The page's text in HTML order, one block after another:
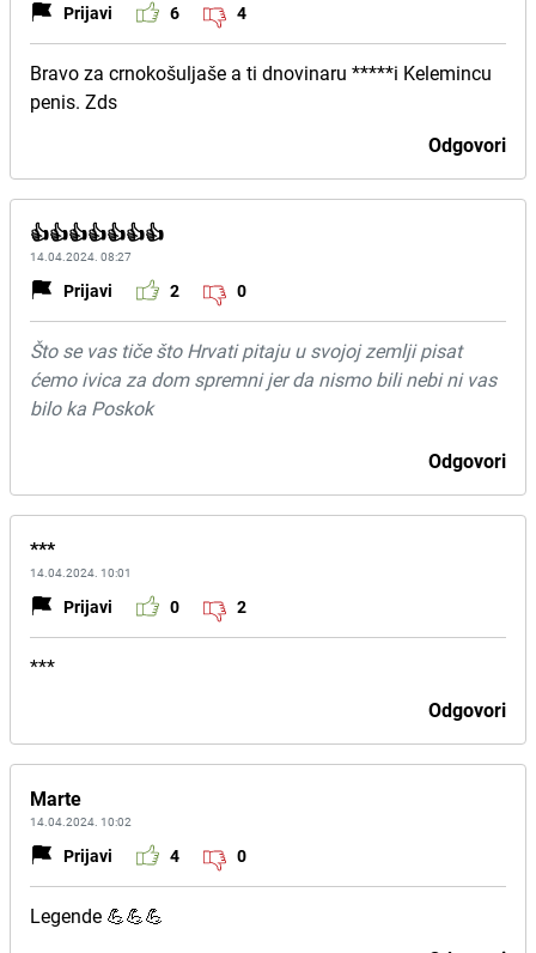
Prijavi 6 4
Bravo za crnokošuljaše a ti dnovinaru *****i Kelemincu
penis. Zds
Odgovori
👍👍👍👍👍👍👍
14.04.2024. 08:27
Prijavi 2 0
Što se vas tiče što Hrvati pitaju u svojoj zemlji pisat
ćemo ivica za dom spremni jer da nismo bili nebi ni vas
bilo ka Poskok
Odgovori
***
14.04.2024. 10:01
Prijavi 0 2
***
Odgovori
Marte
14.04.2024. 10:02
Prijavi 4 0
Legende 💪💪💪